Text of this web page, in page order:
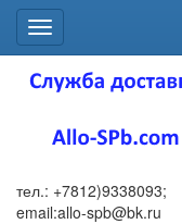
Toggle
navigation
тел.: +7812)9338093;
email:allo-spb@bk.ru